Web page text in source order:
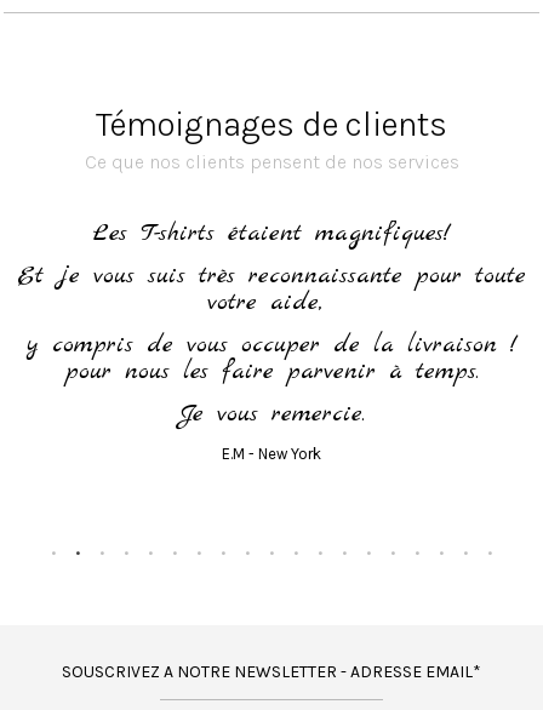
Témoignages de clients
Ce que nos clients pensent de nos services
Les T-shirts étaient magnifiques!
Et je vous suis très reconnaissante pour toute
votre aide,
y compris de vous occuper de la livraison !
pour nous les faire parvenir à temps.
Je vous remercie.
E.M - New York
SOUSCRIVEZ A NOTRE NEWSLETTER - ADRESSE EMAIL*